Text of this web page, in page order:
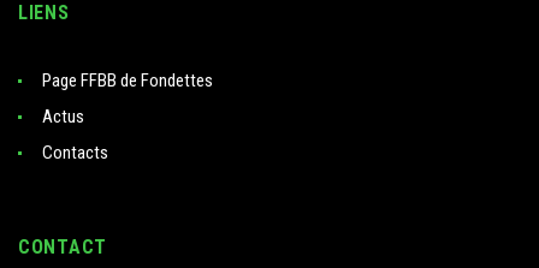
LIENS
Page FFBB de Fondettes
Actus
Contacts
CONTACT